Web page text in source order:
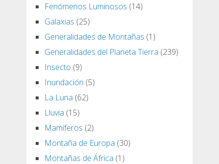
Fenómenos Luminosos (14)
Galaxias (25)
Generalidades de Montañas (1)
Generalidades del Planeta Tierra (239)
Insecto (9)
Inundación (5)
La Luna (62)
Lluvia (15)
Mamíferos (2)
Montaña de Europa (30)
Montañas de África (1)